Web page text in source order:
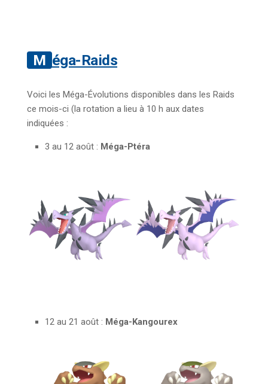
Méga-Raids
Voici les Méga-Évolutions disponibles dans les Raids
ce mois-ci (la rotation a lieu à 10 h aux dates
indiquées :
3 au 12 août : Méga-Ptéra
12 au 21 août : Méga-Kangourex